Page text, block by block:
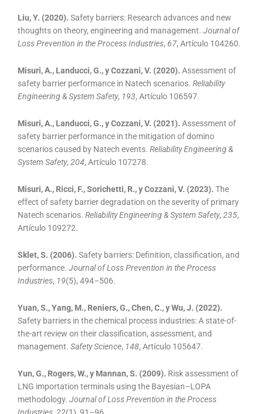
Liu, Y. (2020). Safety barriers: Research advances and new
thoughts on theory, engineering and management. Journal of
Loss Prevention in the Process Industries, 67, Artículo 104260.
Misuri, A., Landucci, G., y Cozzani, V. (2020). Assessment of
safety barrier performance in Natech scenarios. Reliability
Engineering & System Safety, 193, Artículo 106597.
Misuri, A., Landucci, G., y Cozzani, V. (2021). Assessment of
safety barrier performance in the mitigation of domino
scenarios caused by Natech events. Reliability Engineering &
System Safety, 204, Artículo 107278.
Misuri, A., Ricci, F., Sorichetti, R., y Cozzani, V. (2023). The
effect of safety barrier degradation on the severity of primary
Natech scenarios. Reliability Engineering & System Safety, 235,
Artículo 109272.
Sklet, S. (2006). Safety barriers: Definition, classification, and
performance. Journal of Loss Prevention in the Process
Industries, 19(5), 494–506.
Yuan, S., Yang, M., Reniers, G., Chen, C., y Wu, J. (2022).
Safety barriers in the chemical process industries: A state-of-
the-art review on their classification, assessment, and
management. Safety Science, 148, Artículo 105647.
Yun, G., Rogers, W., y Mannan, S. (2009). Risk assessment of
LNG importation terminals using the Bayesian–LOPA
methodology. Journal of Loss Prevention in the Process
Industries, 22(1), 91–96.